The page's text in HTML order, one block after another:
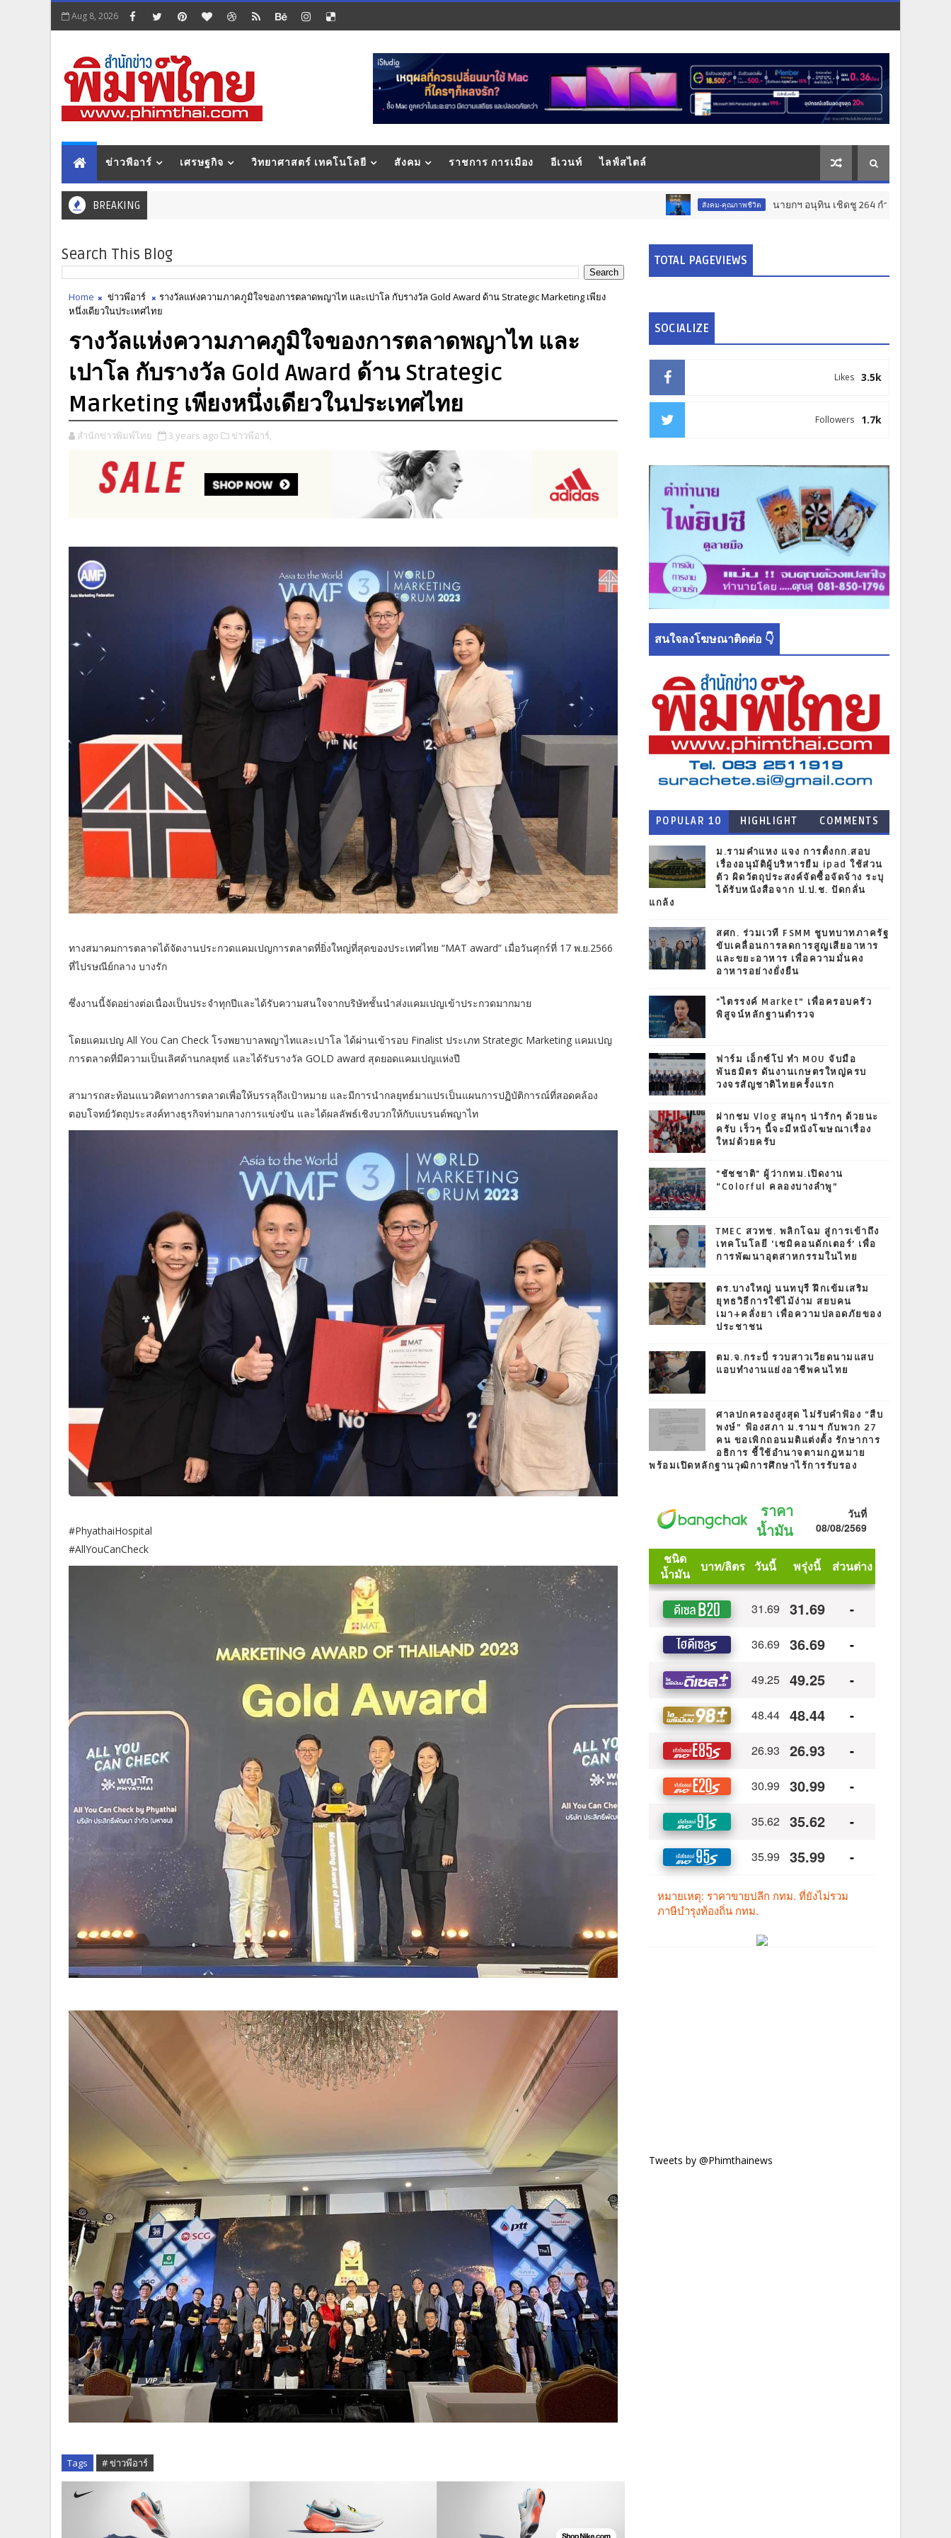
Aug 8, 2026
ข่าวพีอาร์ เศรษฐกิจ วิทยาศาสตร์ เทคโนโลยี สังคม ราชการ การเมือง อีเวนท์ ไลฟ์สไตล์
BREAKING สังคม-คุณภาพชีวิต นายกฯ อนุทิน เชิดชู 264 กำนัน ผู้ใหญ่บ้านยอดเยี่ยม มอบ
Search This Blog
Home ข่าวพีอาร์
รางวัลแห่งความภาคภูมิใจของการตลาดพญาไท และเปาโล กับรางวัล Gold Award ด้าน Strategic Marketing เพียง
หนึ่งเดียวในประเทศไทย
รางวัลแห่งความภาคภูมิใจของการตลาดพญาไท และ
เปาโล กับรางวัล Gold Award ด้าน Strategic
Marketing เพียงหนึ่งเดียวในประเทศไทย
สำนักข่าวพิมพ์ไทย 3 years ago ข่าวพีอาร์,
ทางสมาคมการตลาดได้จัดงานประกวดแคมเปญการตลาดที่ยิ่งใหญ่ที่สุดของประเทศไทย “MAT award” เมื่อวันศุกร์ที่ 17 พ.ย.2566
ที่ไปรษณีย์กลาง บางรัก
ซึ่งงานนี้จัดอย่างต่อเนื่องเป็นประจำทุกปีและได้รับความสนใจจากบริษัทชั้นนำส่งแคมเปญเข้าประกวดมากมาย
โดยแคมเปญ All You Can Check โรงพยาบาลพญาไทและเปาโล ได้ผ่านเข้ารอบ Finalist ประเภท Strategic Marketing แคมเปญ
การตลาดที่มีความเป็นเลิศด้านกลยุทธ์ และได้รับรางวัล GOLD award สุดยอดแคมเปญแห่งปี
สามารถสะท้อนแนวคิดทางการตลาดเพื่อให้บรรลุถึงเป้าหมาย และมีการนำกลยุทธ์มาแปรเป็นแผนการปฏิบัติการณ์ที่สอดคล้อง
ตอบโจทย์วัตถุประสงค์ทางธุรกิจท่ามกลางการแข่งขัน และได้ผลลัพธ์เชิงบวกให้กับแบรนด์พญาไท
#PhyathaiHospital
#AllYouCanCheck
Tags # ข่าวพีอาร์
TOTAL PAGEVIEWS
SOCIALIZE
3.5k
Likes
1.7k
Followers
สนใจลงโฆษณาติดต่อ 👇
POPULAR 10
HIGHLIGHT
COMMENTS
ม.รามคำแหง แจง การตั้งกก.สอบ
เรื่องอนุมัติผู้บริหารยืม ipad ใช้ส่วน
ตัว ผิดวัตถุประสงค์จัดซื้อจัดจ้าง ระบุ
ได้รับหนังสือจาก ป.ป.ช. ปัดกลั่น
แกล้ง
สศก. ร่วมเวที FSMM ชูบทบาทภาครัฐ
ขับเคลื่อนการลดการสูญเสียอาหาร
และขยะอาหาร เพื่อความมั่นคง
อาหารอย่างยั่งยืน
"ไตรรงค์ Market” เพื่อครอบครัว
พิสูจน์หลักฐานตำรวจ
ฟาร์ม เอ็กซ์โป ทำ MOU จับมือ
พันธมิตร ดันงานเกษตรใหญ่ครบ
วงจรสัญชาติไทยครั้งแรก
ฝากชม Vlog สนุกๆ น่ารักๆ ด้วยนะ
ครับ เร็วๆ นี้จะมีหนังโฆษณาเรื่อง
ใหม่ด้วยครับ
"ชัชชาติ" ผู้ว่ากทม.เปิดงาน
“Colorful คลองบางลำพู”
TMEC สวทช. พลิกโฉม สู่การเข้าถึง
เทคโนโลยี ‘เซมิคอนดักเตอร์’ เพื่อ
การพัฒนาอุตสาหกรรมในไทย
ตร.บางใหญ่ นนทบุรี ฝึกเข้มเสริม
ยุทธวิธีการใช้ไม้ง่าม สยบคน
เมา+คลั่งยา เพื่อความปลอดภัยของ
ประชาชน
ตม.จ.กระบี่ รวบสาวเวียดนามแสบ
แอบทำงานแย่งอาชีพคนไทย
ศาลปกครองสูงสุด ไม่รับคำฟ้อง “สืบ
พงษ์” ฟ้องสภา ม.รามฯ กับพวก 27
คน ขอเพิกถอนมติแต่งตั้ง รักษาการ
อธิการ ชี้ใช้อำนาจตามกฎหมาย
พร้อมเปิดหลักฐานวุฒิการศึกษาไร้การรับรอง
Tweets by @Phimthainews